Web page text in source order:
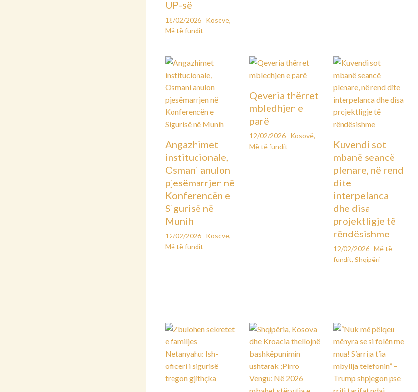
UP-së
18/02/2026 Kosovë,
Më të fundit
Angazhimet
institucionale,
Osmani anulon
pjesëmarrjen në
Konferencën e
Sigurisë në
Munih
12/02/2026 Kosovë,
Më të fundit
Qeveria thërret
mbledhjen e
parë
12/02/2026 Kosovë,
Më të fundit
Kuvendi sot
mbanë seancë
plenare, në rend
dite
interpelanca
dhe disa
projektligje të
rëndësishme
12/02/2026 Më të
fundit,Shqipëri